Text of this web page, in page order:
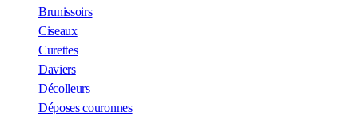
Brunissoirs
Ciseaux
Curettes
Daviers
Décolleurs
Déposes couronnes